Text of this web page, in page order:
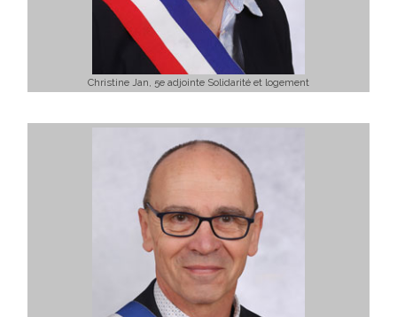
Christine Jan, 5e adjointe Solidarité et logement